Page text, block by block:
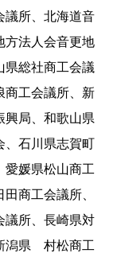
議所、北海道音
方法人会音更地
県総社商工会議
商工会議所、新
興局、和歌山県
、石川県志賀町
愛媛県松山商工
商工会議所、
議所、長崎県対
潟県 村松商工